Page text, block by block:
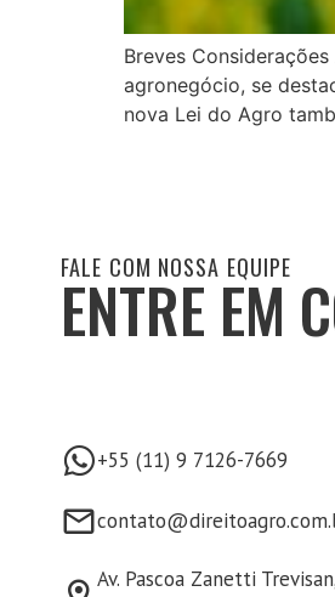
Breves
agronegócio, se
nova Lei do Agro
FALE COM NOSSA EQUIPE
ENTRE EM
+55 (11) 9 7126-7669
Av. Pascoa Zanetti